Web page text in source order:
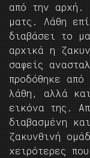
από την αρχή.
ματς. Λάθη
διαβάσει το
αρχικά η
σαφείς
προδόθηκε από
λάθη, αλλά
εικόνα της.
διαβασμένη
ζακυνθινή
χειρότερες